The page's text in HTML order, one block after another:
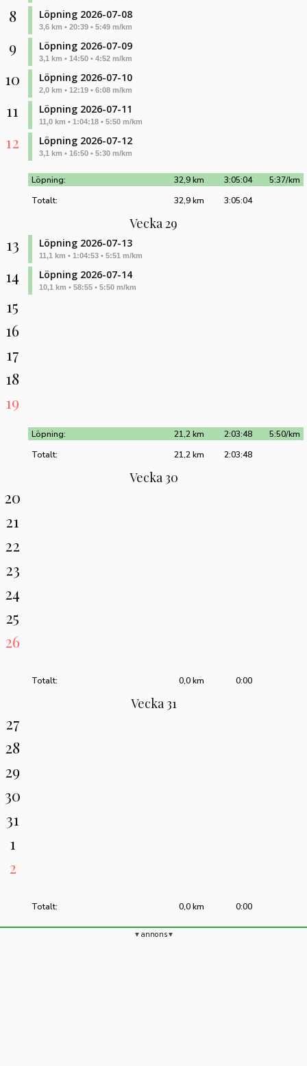
8 Löpning 2026-07-08
3,6 km • 20:39 • 5:49 m/km
9 Löpning 2026-07-09
3,1 km • 14:50 • 4:52 m/km
10 Löpning 2026-07-10
2,0 km • 12:19 • 6:08 m/km
11 Löpning 2026-07-11
11,0 km • 1:04:18 • 5:50 m/km
12 Löpning 2026-07-12
3,1 km • 16:50 • 5:30 m/km
Löpning: 5:37/km
3:05:04
32,9 km
Totalt:
3:05:04
32,9 km
Vecka 29
13 Löpning 2026-07-13
11,1 km • 1:04:53 • 5:51 m/km
14 Löpning 2026-07-14
10,1 km • 58:55 • 5:50 m/km
15
16
17
18
19
Löpning: 5:50/km
2:03:48
21,2 km
Totalt:
2:03:48
21,2 km
Vecka 30
20
21
22
23
24
25
26
Totalt: 0:00
0,0 km
Vecka 31
27
28
29
30
31
1
2
Totalt: 0:00
0,0 km
annons